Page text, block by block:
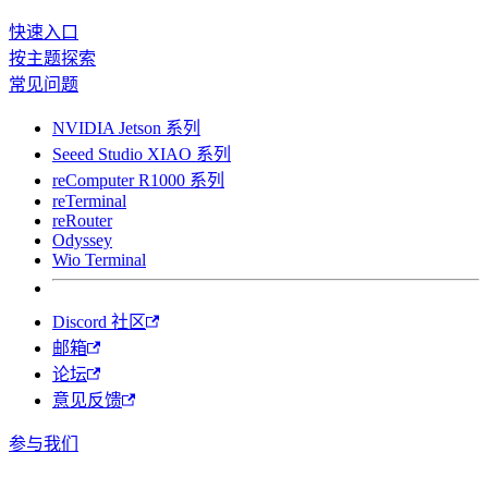
快速入口
按主题探索
常见问题
NVIDIA Jetson 系列
Seeed Studio XIAO 系列
reComputer R1000 系列
reTerminal
reRouter
Odyssey
Wio Terminal
Discord 社区
邮箱
论坛
意见反馈
参与我们